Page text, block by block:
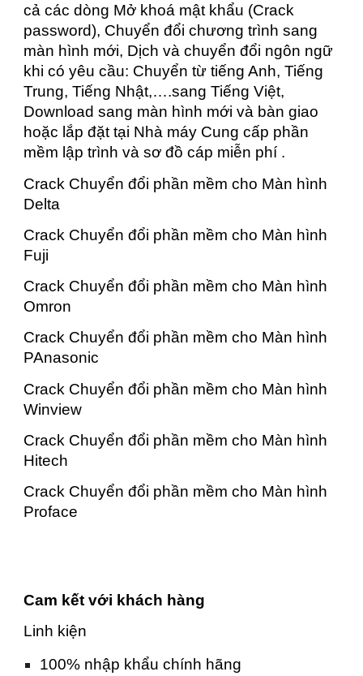
cả các dòng Mở khoá mật khẩu (Crack
password), Chuyển đổi chương trình sang
màn hình mới, Dịch và chuyển đổi ngôn ngữ
khi có yêu cầu: Chuyển từ tiếng Anh, Tiếng
Trung, Tiếng Nhật,….sang Tiếng Việt,
Download sang màn hình mới và bàn giao
hoặc lắp đặt tại Nhà máy Cung cấp phần
mềm lập trình và sơ đồ cáp miễn phí .
Crack Chuyển đổi phần mềm cho Màn hình
Delta
Crack Chuyển đổi phần mềm cho Màn hình
Fuji
Crack Chuyển đổi phần mềm cho Màn hình
Omron
Crack Chuyển đổi phần mềm cho Màn hình
PAnasonic
Crack Chuyển đổi phần mềm cho Màn hình
Winview
Crack Chuyển đổi phần mềm cho Màn hình
Hitech
Crack Chuyển đổi phần mềm cho Màn hình
Proface
Cam kết với khách hàng
Linh kiện
100% nhập khẩu chính hãng